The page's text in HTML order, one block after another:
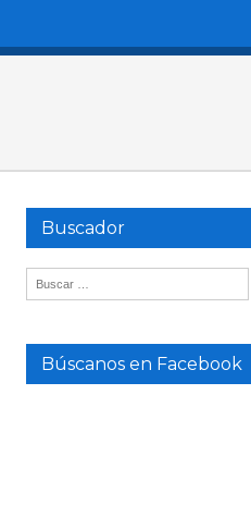
Buscador
Búscanos en Facebook